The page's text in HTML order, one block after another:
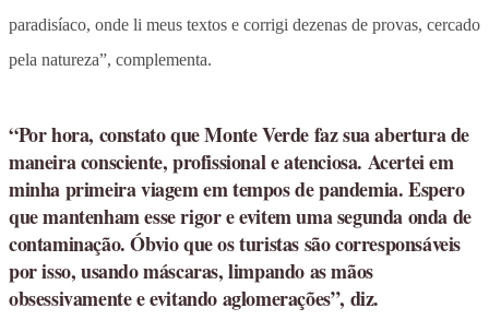
paradisíaco, onde li meus textos e corrigi dezenas de provas, cercado
pela natureza”, complementa.
“Por hora, constato que Monte Verde faz sua abertura de
maneira consciente, profissional e atenciosa. Acertei em
minha primeira viagem em tempos de pandemia. Espero
que mantenham esse rigor e evitem uma segunda onda de
contaminação. Óbvio que os turistas são corresponsáveis
por isso, usando máscaras, limpando as mãos
obsessivamente e evitando aglomerações”, diz.